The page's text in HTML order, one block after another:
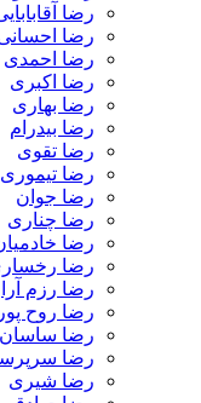
رضا آقابابایی
رضا احسانی
رضا احمدی
رضا اکبری
رضا بهاری
رضا بیدرام
رضا تقوی
رضا تیموری
رضا جوان
رضا چناری
رضا خادمیان
رضا رخساری
رضا رزم آرا
رضا روح پور
رضا ساسان پور
رضا سرپرست
رضا شیری